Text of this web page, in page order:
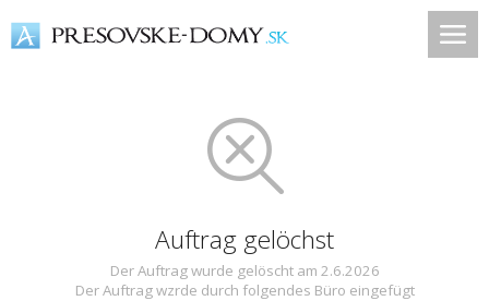
Auftrag gelöchst
Der Auftrag wurde gelöscht am 2.6.2026
Der Auftrag wzrde durch folgendes Büro eingefügt